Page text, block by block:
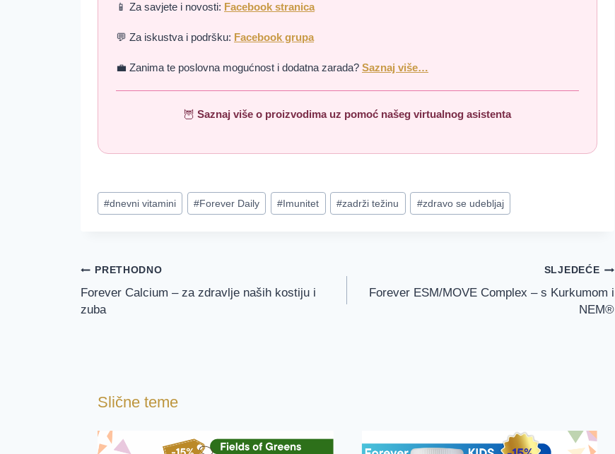
📱 Za savjete i novosti: Facebook stranica
💬 Za iskustva i podršku: Facebook grupa
💼 Zanima te poslovna mogućnost i dodatna zarada? Saznaj više…
🦉 Saznaj više o proizvodima uz pomoć našeg virtualnog asistenta
Post
Tags:
#dnevni vitamini #Forever Daily #Imunitet #zadrži težinu #zdravo se udebljaj
Navigacija
objava
PRETHODNO
Forever Calcium – za zdravlje naših kostiju i
zuba
SLJEDEĆE
Forever ESM/MOVE Complex – s Kurkumom i
NEM®
Slične teme